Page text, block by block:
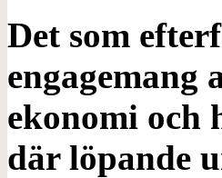
Det som
engagemang
ekonomi och
där löpande